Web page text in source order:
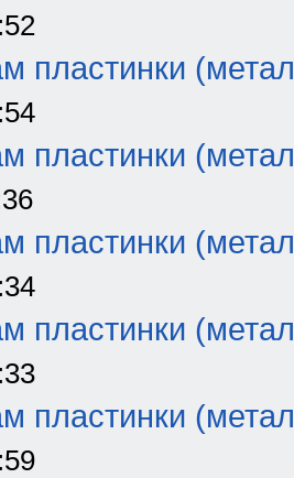
пластинки
пластинки
пластинки
пластинки
пластинки